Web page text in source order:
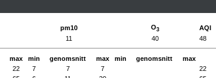
pm10 O3 AQI
11 40 48
max min genomsnitt max min genomsnitt
max
22 7 7 7 22